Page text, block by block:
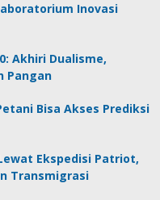
Inovasi
Akhiri Dualisme,
Pangan
Bisa Akses Prediksi
Ekspedisi Patriot,
Transmigrasi